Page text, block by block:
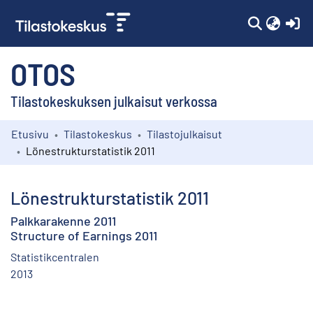
OTOS
Tilastokeskuksen julkaisut verkossa
Kokoelmat
Etusivu Tilastokeskus
Tilastojulkaisut
Lönestrukturstatistik 2011
Lönestrukturstatistik 2011
Palkkarakenne 2011
Structure of Earnings 2011
Statistikcentralen
2013